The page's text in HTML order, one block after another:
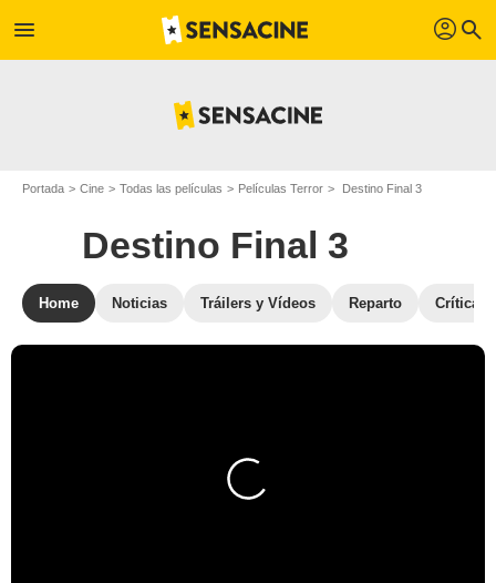
menu profil search
Portada Cine Todas las películas Películas Terror Destino Final 3
Destino Final 3
Home Noticias Tráilers y Vídeos Reparto Críticas